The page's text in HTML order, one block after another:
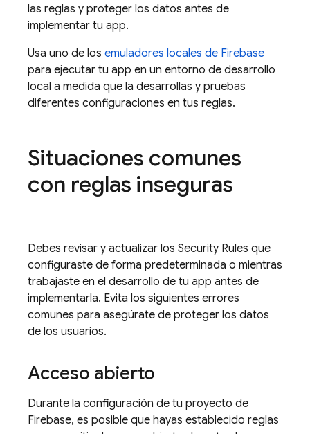
las reglas y proteger los datos antes de
implementar tu app.
Usa uno de los emuladores locales de Firebase
para ejecutar tu app en un entorno de desarrollo
local a medida que la desarrollas y pruebas
diferentes configuraciones en tus reglas.
Situaciones comunes
con reglas inseguras
Debes revisar y actualizar los Security Rules que
configuraste de forma predeterminada o mientras
trabajaste en el desarrollo de tu app antes de
implementarla. Evita los siguientes errores
comunes para asegúrate de proteger los datos
de los usuarios.
Acceso abierto
Durante la configuración de tu proyecto de
Firebase, es posible que hayas establecido reglas